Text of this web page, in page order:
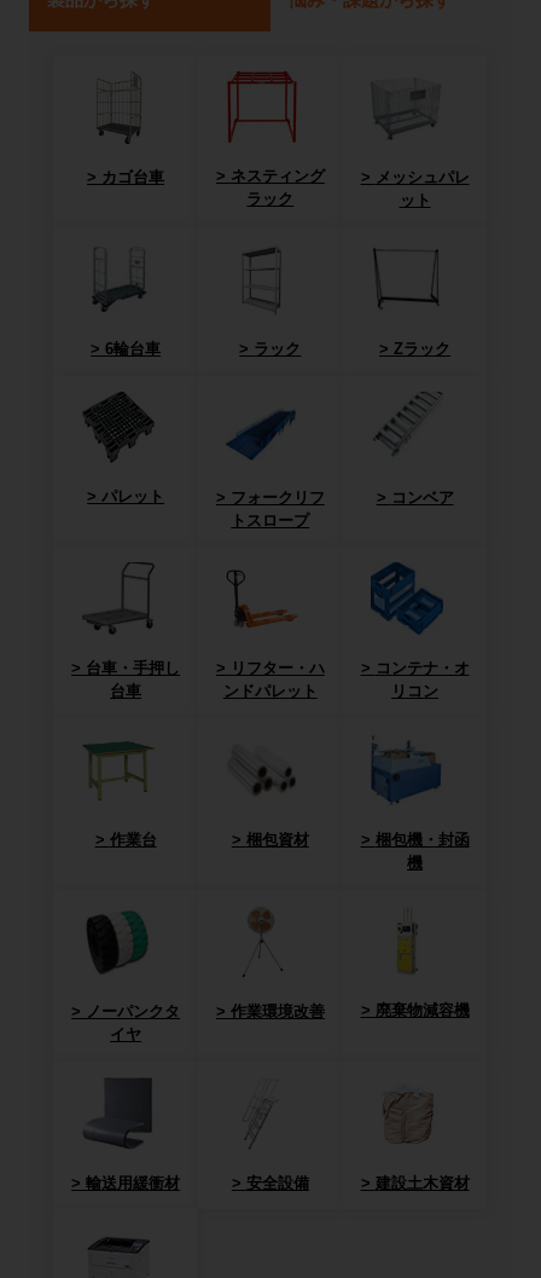
カゴ台車
ネスティング
ラック
メッシュパレ
ット
6輪台車 ラック Zラック
パレット
フォークリフ
トスロープ
コンベア
台車・手押し
台車
リフター・ハ
ンドパレット
コンテナ・オ
リコン
作業台 梱包資材
梱包機・封函
機
ノーパンクタ
イヤ
作業環境改善 廃棄物減容機
輸送用緩衝材 安全設備 建設土木資材